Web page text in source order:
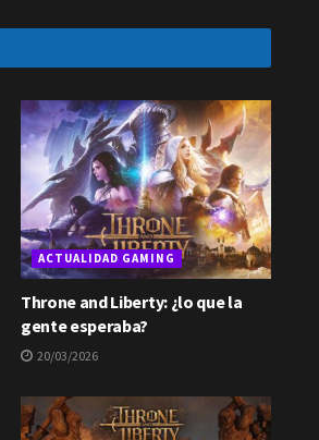
ACTUALIDAD GAMING
Throne and Liberty: ¿lo que la
gente esperaba?
20/03/2026